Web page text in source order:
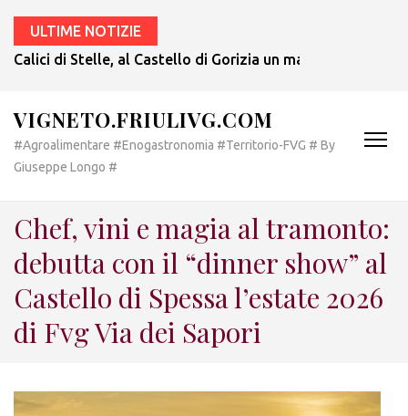
ULTIME NOTIZIE
Calici di Stelle, al Castello di Gorizia un magnifico
VIGNETO.FRIULIVG.COM
#Agroalimentare #Enogastronomia #Territorio-FVG # By
Giuseppe Longo #
Chef, vini e magia al tramonto:
debutta con il “dinner show” al
Castello di Spessa l’estate 2026
di Fvg Via dei Sapori